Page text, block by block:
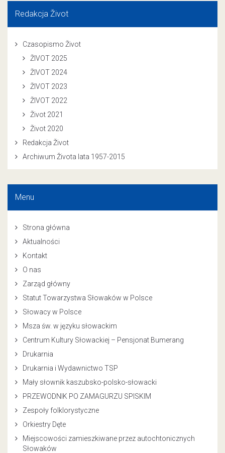
Redakcja Život
Czasopismo Život
ŽIVOT 2025
ŽIVOT 2024
ŽIVOT 2023
ŽIVOT 2022
Život 2021
Život 2020
Redakcja Život
Archiwum Života lata 1957-2015
Menu
Strona główna
Aktualności
Kontakt
O nas
Zarząd główny
Statut Towarzystwa Słowaków w Polsce
Słowacy w Polsce
Msza św. w języku słowackim
Centrum Kultury Słowackiej – Pensjonat Bumerang
Drukarnia
Drukarnia i Wydawnictwo TSP
Mały słownik kaszubsko-polsko-słowacki
PRZEWODNIK PO ZAMAGURZU SPISKIM
Zespoły folklorystyczne
Orkiestry Dęte
Miejscowości zamieszkiwane przez autochtonicznych
Słowaków